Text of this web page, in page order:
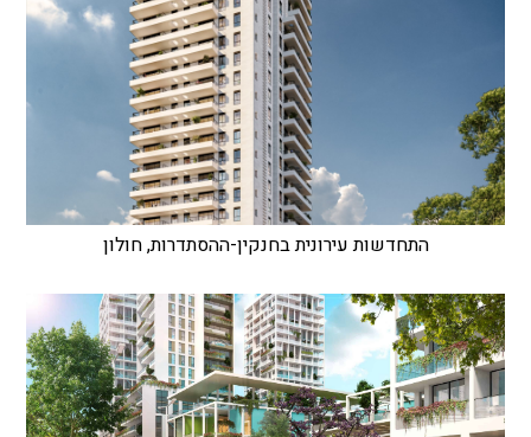
התחדשות עירונית בחנקין-ההסתדרות, חולון